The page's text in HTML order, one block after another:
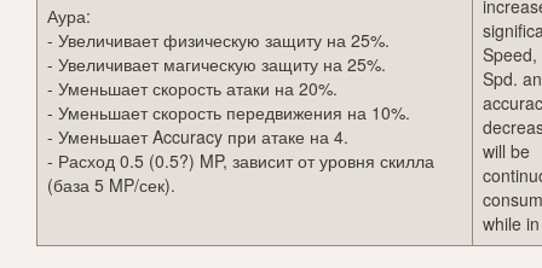
Speed,
Spd.
will be
while
Аура:
- Увеличивает физическую защиту на 25%.
- Увеличивает магическую защиту на 25%.
- Уменьшает скорость атаки на 20%.
- Уменьшает скорость передвижения на 10%.
- Уменьшает Accuracy при атаке на 4.
- Расход 0.5 (0.5?) MP, зависит от уровня скилла
(база 5 MP/сек).